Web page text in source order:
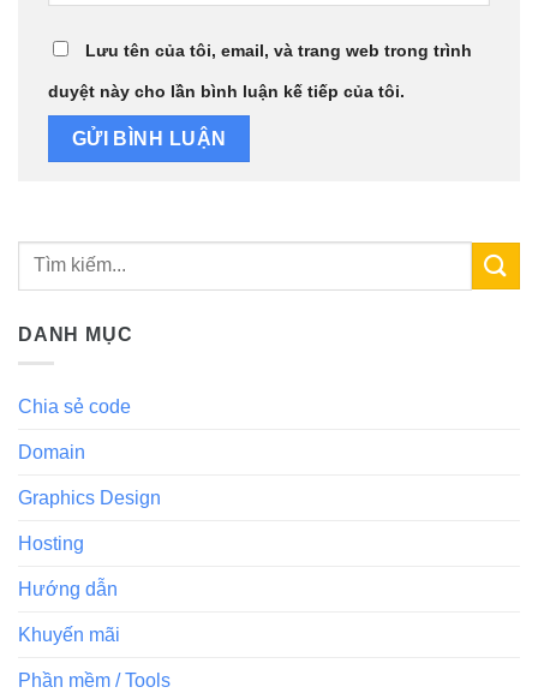
Lưu tên của tôi, email, và trang web trong trình
duyệt này cho lần bình luận kế tiếp của tôi.
DANH MỤC
Chia sẻ code
Domain
Graphics Design
Hosting
Hướng dẫn
Khuyến mãi
Phần mềm / Tools